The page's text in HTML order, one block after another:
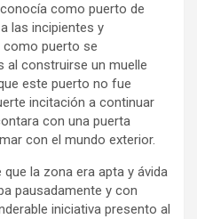
como puerto de
las incipientes y
como puerto se
al construirse un muelle
este puerto no fue
incitación a continuar
con una puerta
con el mundo exterior.
la zona era apta y ávida
pausadamente y con
iniciativa presento al